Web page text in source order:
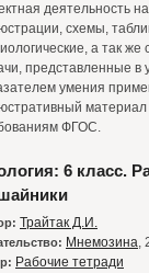
деятельность
схемы,
а так же
представленные в
умения
материал
ФГОС.
6 класс.
Трайтак Д.И.
Мнемозина,
Рабочие тетради